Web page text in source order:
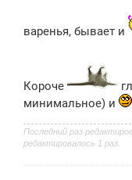
варенья, бывает и
Короче
минимальное) и
Последний раз
редактировалось 1 раз.